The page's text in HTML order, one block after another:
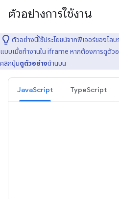
ตัวอย่างการใช้งาน
ตัวอย่างนี้ใช้ประโยชน์จากฟีเจอร์ของไล
แบบเมื่อทํางานใน iframe หากต้องการดูตัว
คลิกปุ่มดูตัวอย่างด้านบน
JavaScript TypeScript